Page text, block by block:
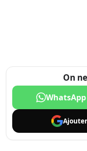
On
WhatsApp